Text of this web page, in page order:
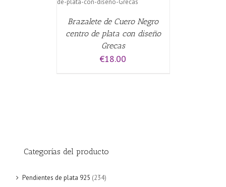
Brazalete de Cuero Negro
centro de plata con diseño
Grecas
€18.00
Categorías del producto
Pendientes de plata 925 (234)